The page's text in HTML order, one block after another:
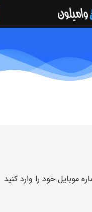
موبایل خود را وارد کنید